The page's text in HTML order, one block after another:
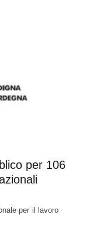
per 106
per il lavoro